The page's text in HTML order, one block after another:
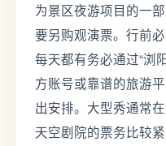
为景区夜游项目的一
要另购观演票。行前
每天都有务必通过“浏
方账号或靠谱的旅游
出安排。大型秀通常
天空剧院的票务比较